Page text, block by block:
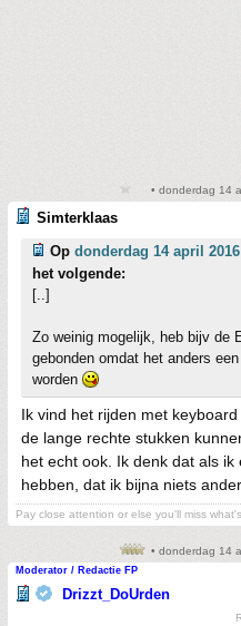
• donderdag 14
Simterklaas
Op donderdag 14 april
het volgende:
[..]
Zo weinig mogelijk, heb bijv de
gebonden omdat het anders
worden
Ik vind het rijden met
de lange rechte stukken
het echt ook. Ik denk dat als
hebben, dat ik bijna niets
Pay close attention or else you'll miss
• donderdag 14
Moderator / Redactie FP
Drizzt_DoUrden